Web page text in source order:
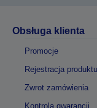
Obsługa klienta
Promocje
Rejestracja produktu
Zwrot zamówienia
Kontrola gwarancji